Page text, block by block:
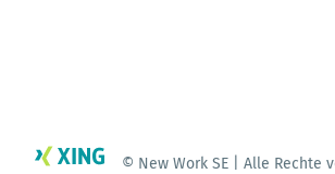
© New Work SE | Alle Rechte